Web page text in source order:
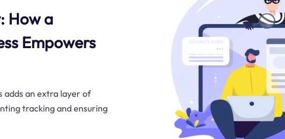
How a
Empowers
adds an extra layer of
tracking and ensuring